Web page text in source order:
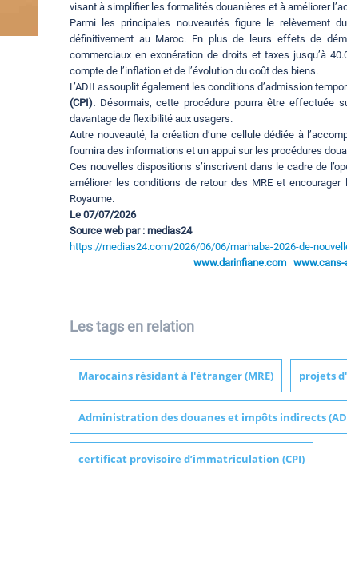
visant à simplifier les formalités douanières et à améliorer
Parmi les principales nouveautés figure le relèvement
définitivement au Maroc. En plus de leurs effets de
commerciaux en exonération de droits et taxes jusqu’à
compte de l’inflation et de l’évolution du coût des biens.
L’ADII assouplit également les conditions d’admission
(CPI). Désormais, cette procédure pourra être effectuée
davantage de flexibilité aux usagers.
Autre nouveauté, la création d’une cellule dédiée à
fournira des informations et un appui sur les procédures
Ces nouvelles dispositions s’inscrivent dans le cadre de
améliorer les conditions de retour des MRE et
Royaume.
Le 07/07/2026
Source web par : medias24
https://medias24.com/2026/06/06/marhaba-2026-de-
www.darinfiane.com
Les tags en relation
Marocains résidant à l'étranger (MRE) projets
Administration des douanes et impôts indirects
certificat provisoire d’immatriculation (CPI)